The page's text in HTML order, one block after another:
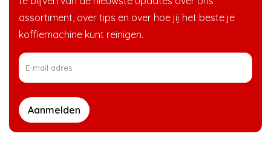
Vraag 1
Vraag 2 +
assortiment, over tips en over hoe jij het beste je
koffiemachine kunt reinigen.
Aanmelden